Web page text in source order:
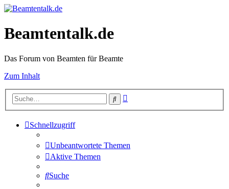
Beamtentalk.de
Das Forum von Beamten für Beamte
Zum Inhalt
Suche
Schnellzugriff
Unbeantwortete Themen
Aktive Themen
Suche